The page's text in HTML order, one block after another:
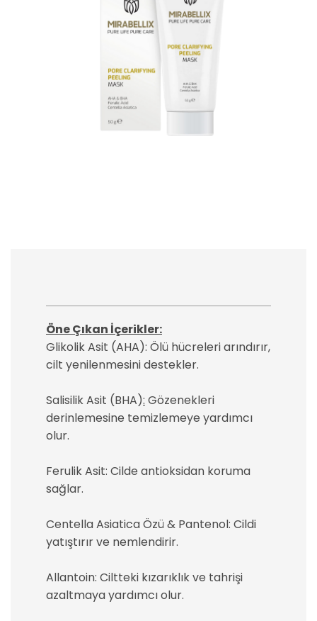
Öne Çıkan İçerikler:
Glikolik Asit (AHA): Ölü hücreleri arındırır,
cilt yenilenmesini destekler.
Salisilik Asit (BHA): Gözenekleri
derinlemesine temizlemeye yardımcı
olur.
Ferulik Asit: Cilde antioksidan koruma
sağlar.
Centella Asiatica Özü & Pantenol: Cildi
yatıştırır ve nemlendirir.
Allantoin: Ciltteki kızarıklık ve tahrişi
azaltmaya yardımcı olur.